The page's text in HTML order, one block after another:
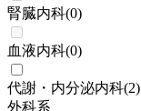
腎臓内科(0)
血液内科(0)
代謝・内分泌内科(2)
外科系